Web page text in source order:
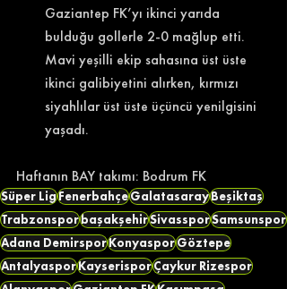
Gaziantep FK’yı ikinci yarıda
bulduğu gollerle 2-0 mağlup etti.
Mavi yeşilli ekip sahasına üst üste
ikinci galibiyetini alırken, kırmızı
siyahlılar üst üste üçüncü yenilgisini
yaşadı.
Haftanın BAY takımı: Bodrum FK
Süper LigFenerbahçeGalatasarayBeşiktaş
TrabzonsporbaşakşehirSivassporSamsunspor
Adana DemirsporKonyasporGöztepe
AntalyasporKayserisporÇaykur Rizespor